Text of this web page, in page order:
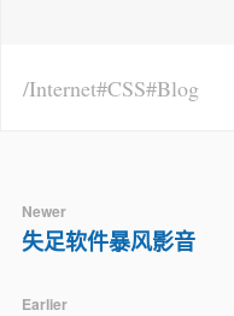
Internet CSS Blog
Newer
失足软件暴风影音
Earlier